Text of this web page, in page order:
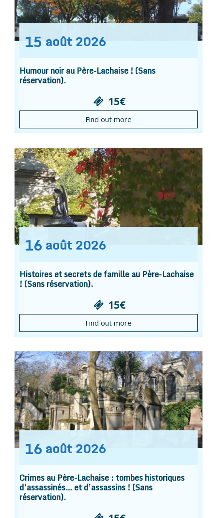
15 août 2026
Humour noir au Père-Lachaise ! (Sans
réservation).
15€
Find out more
16 août 2026
Histoires et secrets de famille au Père-Lachaise
! (Sans réservation).
15€
Find out more
16 août 2026
Crimes au Père-Lachaise : tombes historiques
d’assassinés… et d’assassins ! (Sans
réservation).